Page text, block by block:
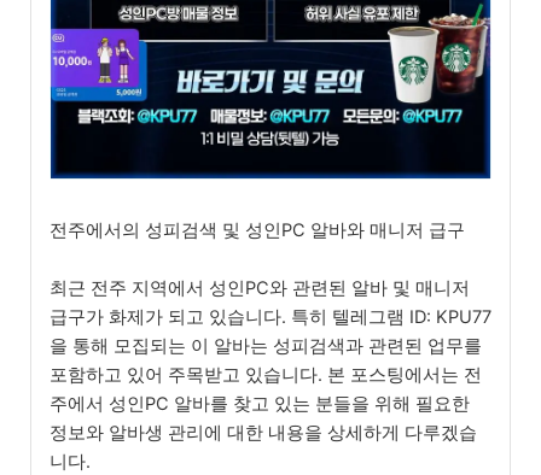
전주에서의 성피검색 및 성인PC 알바와 매니저 급구
최근 전주 지역에서 성인PC와 관련된 알바 및 매니저
급구가 화제가 되고 있습니다. 특히 텔레그램 ID: KPU77
을 통해 모집되는 이 알바는 성피검색과 관련된 업무를
포함하고 있어 주목받고 있습니다. 본 포스팅에서는 전
주에서 성인PC 알바를 찾고 있는 분들을 위해 필요한
정보와 알바생 관리에 대한 내용을 상세하게 다루겠습
니다.